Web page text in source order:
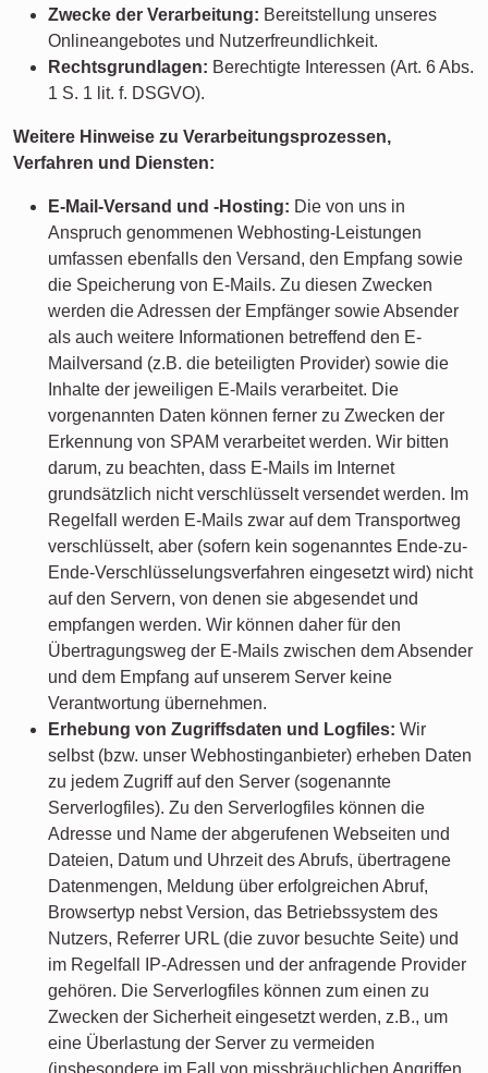
Zwecke der Verarbeitung: Bereitstellung unseres
Onlineangebotes und Nutzerfreundlichkeit.
Rechtsgrundlagen: Berechtigte Interessen (Art. 6 Abs.
1 S. 1 lit. f. DSGVO).
Weitere Hinweise zu Verarbeitungsprozessen,
Verfahren und Diensten:
E-Mail-Versand und -Hosting: Die von uns in
Anspruch genommenen Webhosting-Leistungen
umfassen ebenfalls den Versand, den Empfang sowie
die Speicherung von E-Mails. Zu diesen Zwecken
werden die Adressen der Empfänger sowie Absender
als auch weitere Informationen betreffend den E-
Mailversand (z.B. die beteiligten Provider) sowie die
Inhalte der jeweiligen E-Mails verarbeitet. Die
vorgenannten Daten können ferner zu Zwecken der
Erkennung von SPAM verarbeitet werden. Wir bitten
darum, zu beachten, dass E-Mails im Internet
grundsätzlich nicht verschlüsselt versendet werden. Im
Regelfall werden E-Mails zwar auf dem Transportweg
verschlüsselt, aber (sofern kein sogenanntes Ende-zu-
Ende-Verschlüsselungsverfahren eingesetzt wird) nicht
auf den Servern, von denen sie abgesendet und
empfangen werden. Wir können daher für den
Übertragungsweg der E-Mails zwischen dem Absender
und dem Empfang auf unserem Server keine
Verantwortung übernehmen.
Erhebung von Zugriffsdaten und Logfiles: Wir
selbst (bzw. unser Webhostinganbieter) erheben Daten
zu jedem Zugriff auf den Server (sogenannte
Serverlogfiles). Zu den Serverlogfiles können die
Adresse und Name der abgerufenen Webseiten und
Dateien, Datum und Uhrzeit des Abrufs, übertragene
Datenmengen, Meldung über erfolgreichen Abruf,
Browsertyp nebst Version, das Betriebssystem des
Nutzers, Referrer URL (die zuvor besuchte Seite) und
im Regelfall IP-Adressen und der anfragende Provider
gehören. Die Serverlogfiles können zum einen zu
Zwecken der Sicherheit eingesetzt werden, z.B., um
eine Überlastung der Server zu vermeiden
(insbesondere im Fall von missbräuchlichen Angriffen,